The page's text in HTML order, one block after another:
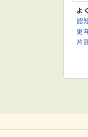
よ
認
更
片